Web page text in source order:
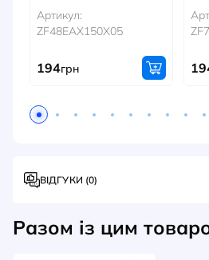
Артикул:
ZF48EAX150X05
194грн
ВІДГУКИ (0)
Разом із цим